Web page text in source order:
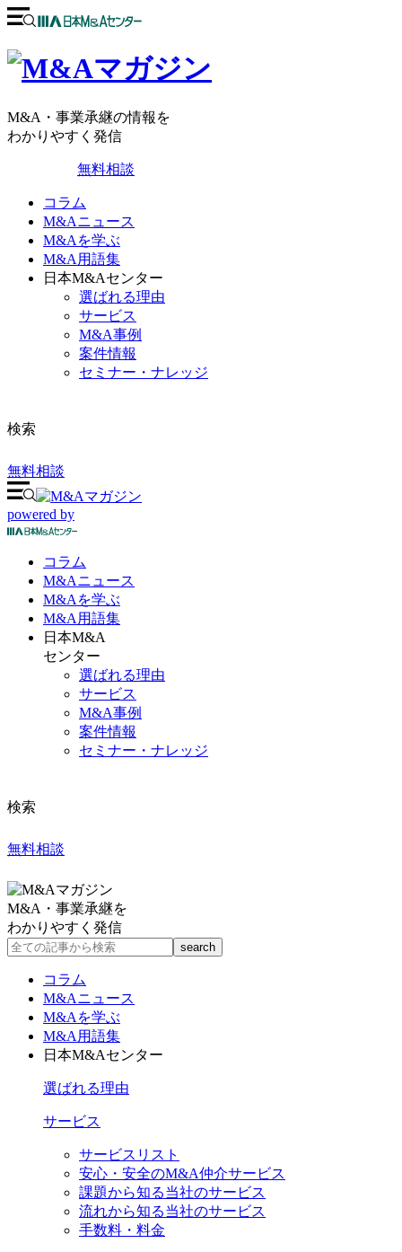
M&A・事業承継の情報を
わかりやすく発信
無料相談
コラム
M&Aニュース
M&Aを学ぶ
M&A用語集
日本M&Aセンター
選ばれる理由
サービス
M&A事例
案件情報
セミナー・ナレッジ
検索
無料相談
powered by
コラム
M&Aニュース
M&Aを学ぶ
M&A 用語集
日本M&A
センター
選ばれる理由
サービス
M&A事例
案件情報
セミナー・ナレッジ
検索
無料相談
M&A・事業承継を
わかりやすく発信
コラム
M&Aニュース
M&Aを学ぶ
M&A用語集
日本M&Aセンター
選ばれる理由
サービス
サービスリスト
安心・安全のM&A仲介サービス
課題から知る当社のサービス
流れから知る当社のサービス
手数料・料金